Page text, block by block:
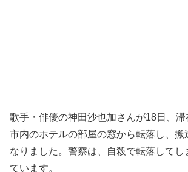
歌手・俳優の神田沙也加さんが18日、
市内のホテルの部屋の窓から転落し、搬
なりました。警察は、自殺で転落してし
ています。